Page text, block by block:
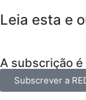
Leia esta e
A subscrição
Subscrever a